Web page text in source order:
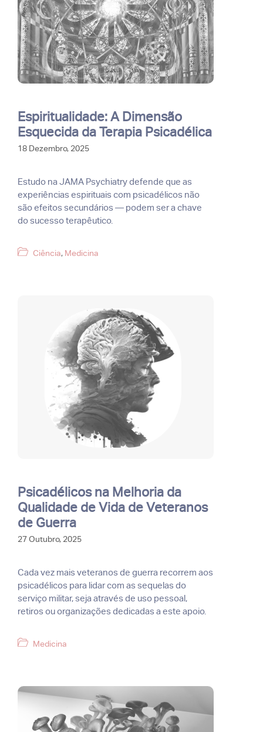
Espiritualidade: A Dimensão
Esquecida da Terapia Psicadélica
18 Dezembro, 2025
Estudo na JAMA Psychiatry defende que as
experiências espirituais com psicadélicos não
são efeitos secundários — podem ser a chave
do sucesso terapêutico.
Categorias
Ciência, Medicina
Psicadélicos na Melhoria da
Qualidade de Vida de Veteranos
de Guerra
27 Outubro, 2025
Cada vez mais veteranos de guerra recorrem aos
psicadélicos para lidar com as sequelas do
serviço militar, seja através de uso pessoal,
retiros ou organizações dedicadas a este apoio.
Categorias
Medicina